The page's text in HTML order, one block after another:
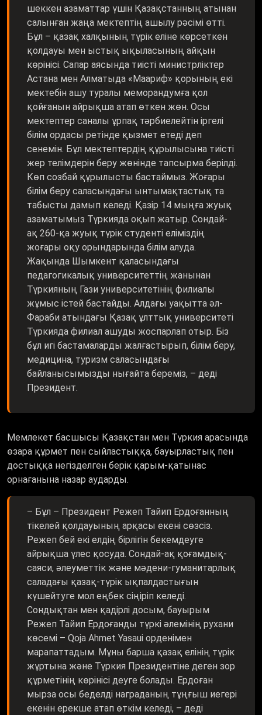
шеккен азаматтар үшін Қазақстанның атынан
салынған жаңа мектептің ашылу рәсімі өтті.
Бұл – қазақ халқының түрік еліне көрсеткен
қолдауы мен ыстық ықыласының айқын
көрінісі. Сапар аясында тиісті министрліктер
Астана мен Алматыда «Маариф» қорының екі
мектебін ашу туралы меморандумға қол
қойғанын айрықша атап өткен жөн. Осы
мектептер саналы ұрпақ тәрбиелейтін іргелі
білім ордасы ретінде қызмет етеді деп
сенемін. Бұл мектептердің құрылысына тиісті
жер телімдерін беру жөнінде тапсырма берілді.
Көп созбай құрылысты бастаймыз. Жоғары
білім беру саласындағы ынтымақтастық та
табысты дамып келеді. Қазір 14 мыңға жуық
азаматымыз Түркияда оқып жатыр. Сондай-
ақ 260-қа жуық түрік студенті еліміздің
жоғары оқу орындарында білім алуда.
Жақында Шымкент қаласындағы
педагогикалық университеттің жанынан
Түркияның Гази университетінің филиалы
жұмыс істей бастайды. Алдағы уақытта әл-
Фараби атындағы Қазақ ұлттық университеті
Түркияда филиал ашуды жоспарлап отыр. Біз
бұл игі бастамаларды жалғастырып, білім беру,
медицина, туризм саласындағы
байланысымызды нығайта береміз, – деді
Президент.
Мемлекет басшысы Қазақстан мен Түркия арасында
өзара құрмет пен сыйластыққа, бауырластық пен
достыққа негізделген берік қарым-қатынас
орнағанына назар аударды.
– Бұл – Президент Режеп Тайип Ердоғанның
тікелей қолдауының арқасы екені сөзсіз.
Режеп бей екі елдің бірлігін бекемдеуге
айрықша үлес қосуда. Сондай-ақ қоғамдық-
саяси, әлеуметтік және мәдени-гуманитарлық
саладағы қазақ-түрік ықпалдастығын
күшейтуге мол еңбек сіңіріп келеді.
Сондықтан мен қадірлі досым, бауырым
Режеп Тайип Ердоғанды түркі әлемінің рухани
көсемі – Qoja Ahmet Yasaui орденімен
марапаттадым. Мұны барша қазақ елінің түрік
жұртына және Түркия Президентіне деген зор
құрметінің көрінісі деуге болады. Ердоған
мырза осы беделді награданың тұңғыш иегері
екенін ерекше атап өткім келеді, – деді